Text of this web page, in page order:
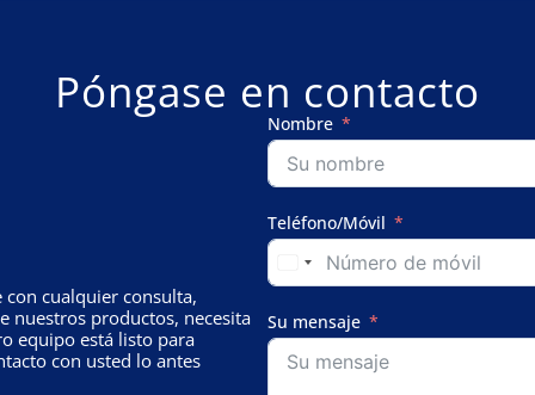
Póngase en contacto
con cualquier consulta,
nuestros productos, necesita
equipo está listo para
con usted lo antes
Nombre
Teléfono/Móvil
Su mensaje